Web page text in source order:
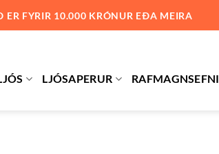
ER FYRIR 10.000 KRÓNUR EÐA MEIRA
LJÓSAPERUR RAFMAGNSEFNI